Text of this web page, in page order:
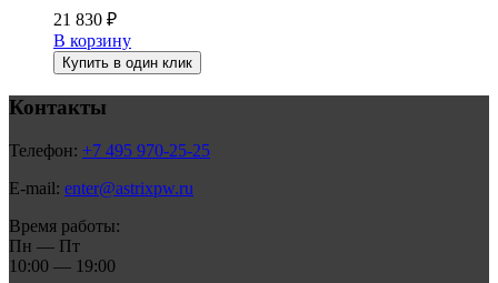
21 830 ₽
В корзину
Купить в один клик
Контакты
Телефон: +7 495 970-25-25
E-mail: enter@astrixpw.ru
Время работы:
Пн — Пт
10:00 — 19:00